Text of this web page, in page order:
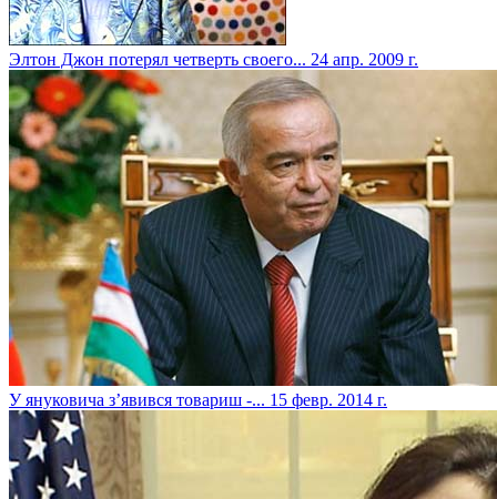
Элтон Джон потерял четверть своего... 24 апр. 2009 г.
У януковича з’явився товариш -... 15 февр. 2014 г.